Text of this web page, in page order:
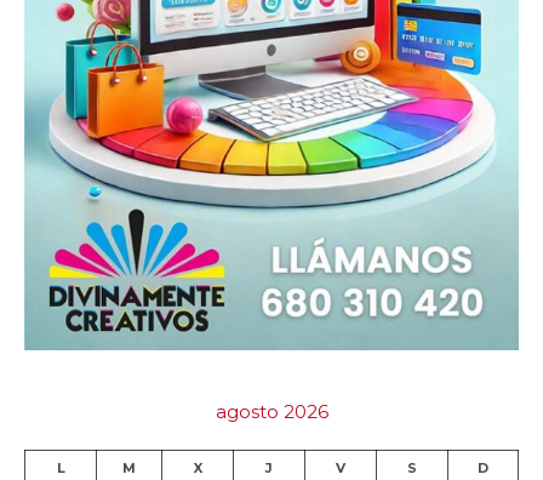
agosto 2026
L M X J V S D